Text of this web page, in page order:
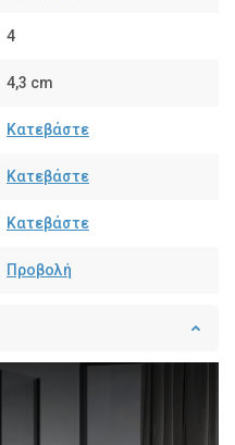
4
4,3 cm
Κατεβάστε
Κατεβάστε
Κατεβάστε
Προβολή